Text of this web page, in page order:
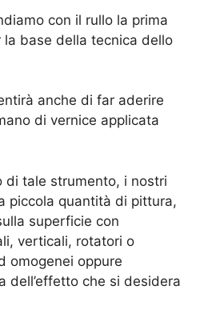
con il rullo la prima
la base della tecnica dello
anche di far aderire
di vernice applicata
di tale strumento, i nostri
piccola quantità di pittura,
superficie con
verticali, rotatori o
omogenei oppure
dell’effetto che si desidera